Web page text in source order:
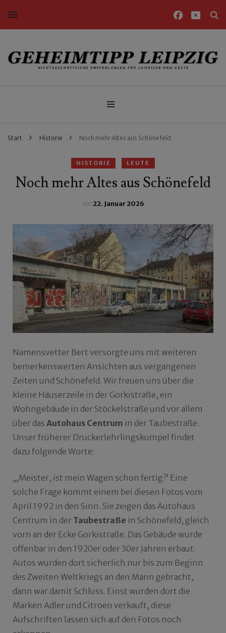
Nichtgeschäftliche Empfehlungen für Leipziger und Gäste
Start Historie Noch mehr Altes aus Schönefeld
HISTORIE LEUTE
Noch mehr Altes aus Schönefeld
ein22. Januar 2026
Namensvetter Bert versorgte uns mit weiteren
bemerkenswerten Ansichten aus vergangenen
Zeiten und Schönefeld. Wir freuen uns über die
kleine Häuserzeile in der Gorkistraße, ein
Wohngebäude in der Stöckelstraße und vor allem
über das Autohaus Centrum in der Taubestraße.
Unser früherer Druckerlehrlingskumpel findet
dazu folgende Worte:
„‚Meister, ist mein Wagen schon fertig?‘ Eine
solche Frage kommt einem bei diesen Fotos vom
April 1992 in den Sinn. Sie zeigen das Autohaus
Centrum in der Taubestraße in Schönefeld, gleich
vorn an der Ecke Gorkistraße. Das Gebäude wurde
offenbar in den 1920er oder 30er Jahren erbaut.
Autos wurden dort sicherlich nur bis zum Beginn
des Zweiten Weltkriegs an den Mann gebracht,
dann war damit Schluss. Einst wurden dort die
Marken Adler und Citroen verkauft, diese
Aufschriften lassen sich auf den Fotos noch